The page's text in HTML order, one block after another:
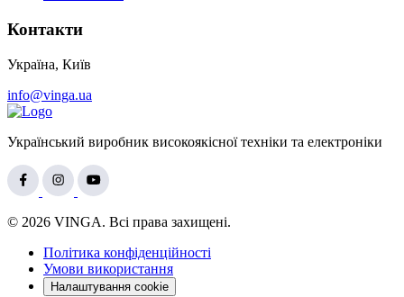
Контакти
Україна, Київ
info@vinga.ua
Український виробник високоякісної техніки та електроніки
© 2026 VINGA. Всі права захищені.
Політика конфіденційності
Умови використання
Налаштування cookie